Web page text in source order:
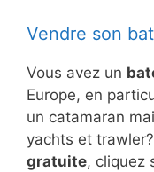
Vendre son
Vous avez un
Europe, en
un catamaran
yachts et
gratuite, cliquez